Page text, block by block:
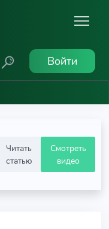
Войти
Читать
статью
Смотреть
видео